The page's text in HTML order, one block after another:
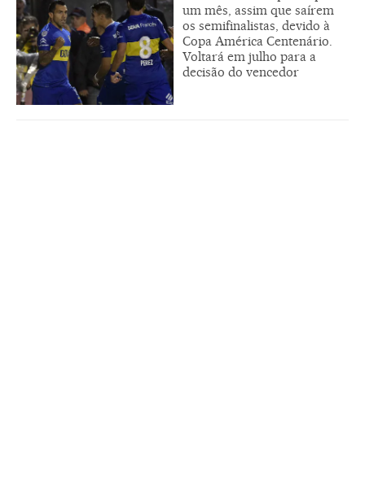
um mês, assim que saírem
os semifinalistas, devido à
Copa América Centenário.
Voltará em julho para a
decisão do vencedor